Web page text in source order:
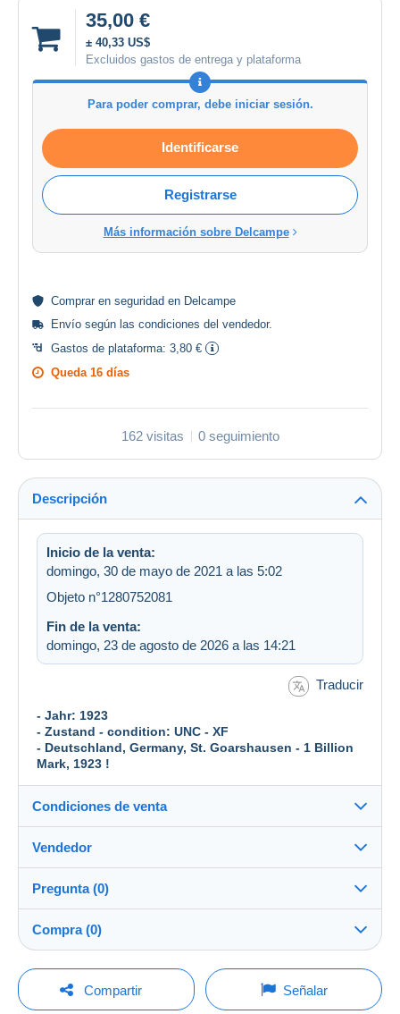
35,00 €
± 40,33 US$
Excluidos gastos de entrega y plataforma
Para poder comprar, debe iniciar sesión.
Identificarse
Registrarse
Más información sobre Delcampe
Comprar en seguridad en Delcampe
Envío según las condiciones del vendedor.
Gastos de plataforma: 3,80 €
Queda 16 días
162 visitas 0 seguimiento
Descripción
Inicio de la venta:
domingo, 30 de mayo de 2021 a las 5:02
Objeto n°1280752081
Fin de la venta:
domingo, 23 de agosto de 2026 a las 14:21
Traducir
- Jahr: 1923
- Zustand - condition: UNC - XF
- Deutschland, Germany, St. Goarshausen - 1 Billion
Mark, 1923 !
Condiciones de venta
Destino:
Ver la lista de países
Envío:
Envío después del pago
A cargo del comprador
Métodos de pago:
Vendedor
banknote_collector100%(1207x)
Tienda
Pregunta (0)
Para hacer una pregunta, debe iniciar una
Compra (0)
Última actualización: 13:56:11
Compartir Señalar